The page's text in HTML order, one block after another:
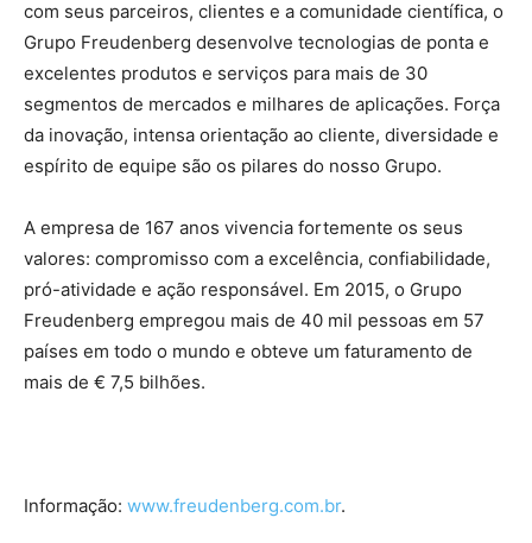
com seus parceiros, clientes e a comunidade científica, o
Grupo Freudenberg desenvolve tecnologias de ponta e
excelentes produtos e serviços para mais de 30
segmentos de mercados e milhares de aplicações. Força
da inovação, intensa orientação ao cliente, diversidade e
espírito de equipe são os pilares do nosso Grupo.
A empresa de 167 anos vivencia fortemente os seus
valores: compromisso com a excelência, confiabilidade,
pró-atividade e ação responsável. Em 2015, o Grupo
Freudenberg empregou mais de 40 mil pessoas em 57
países em todo o mundo e obteve um faturamento de
mais de € 7,5 bilhões.
Informação: www.freudenberg.com.br.